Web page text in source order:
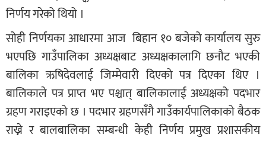
निर्णय गरेको थियो ।
सोही निर्णयका आधारमा आज बिहान १० बजेको कार्यालय सुरु
भएपछि गाउँपालिका अध्यक्षबाट अध्यक्षकालागि छनौट भएकी
बालिका ऋषिदेवलाई जिम्मेवारी दिएको पत्र दिएका थिए ।
बालिकाले पत्र प्राप्त भए पश्चात् बालिकालाई अध्यक्षको पदभार
ग्रहण गराइएको छ । पदभार ग्रहणसँगै गाउँकार्यपालिकाको बैठक
राख्ने र बालबालिका सम्बन्धी केही निर्णय प्रमुख प्रशासकीय